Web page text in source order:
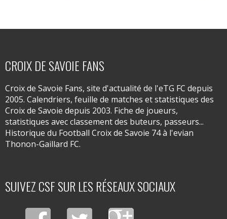
CROIX DE SAVOIE FANS
Croix de Savoie Fans, site d'actualité de l'eTG FC depuis
2005. Calendriers, feuille de matches et statistiques des
Croix de Savoie depuis 2003. Fiche de joueurs,
statistiques avec classement des buteurs, passeurs...
Historique du Football Croix de Savoie 74 à l'evian
Thonon-Gaillard FC.
SUIVEZ CSF SUR LES RÉSEAUX SOCIAUX